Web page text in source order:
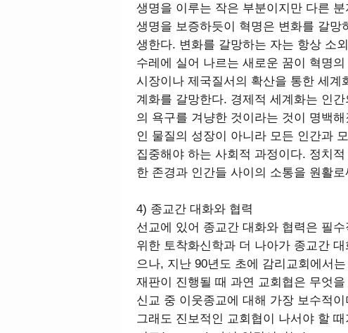
생명을 이루는 작은 부분이지만 다른
생명을 보증하듯이 혁명은 변화를 갈
생한다. 변화를 갈망하는 자는 항상 소
수레에 실어 나르는 새로운 꿈이 혁명
시장이나 제국질서의 확산을 통한 세계
계화를 갈망한다. 경제적 세계화는 인
의 욕구를 겨냥한 것이라는 것이 명백
인 물질의 성장이 아니라 모든 인간과
집중해야 하는 사회적 과정이다. 정치
한 존경과 인간들 사이의 소통을 원활
4) 종교간 대화와 협력
선교에 있어 종교간 대화와 협력은 필
위한 토착화신학과 더 나아가 종교간
으나, 지난 90년도 초에 감리교회에서
재판이 진행될 때 과연 교회협은 무엇
신교 중 이웃종교에 대해 가장 보수적
그래도 진보적인 교회협이 나서야 할